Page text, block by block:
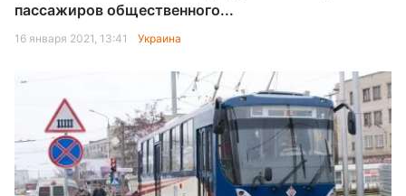
пассажиров общественного...
16 января 2021, 13:41 Украина